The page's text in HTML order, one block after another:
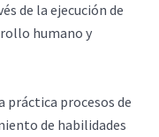
de la ejecución de
humano y
práctica procesos de
de habilidades